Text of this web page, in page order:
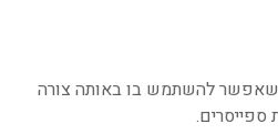
שאפשר להשתמש בו באותה צורה